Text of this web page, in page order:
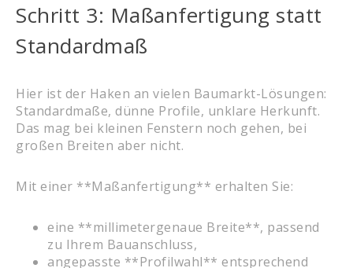
Schritt 3: Maßanfertigung statt
Standardmaß
Hier ist der Haken an vielen Baumarkt-Lösungen:
Standardmaße, dünne Profile, unklare Herkunft.
Das mag bei kleinen Fenstern noch gehen, bei
großen Breiten aber nicht.
Mit einer **Maßanfertigung** erhalten Sie:
eine **millimetergenaue Breite**, passend
zu Ihrem Bauanschluss,
angepasste **Profilwahl** entsprechend